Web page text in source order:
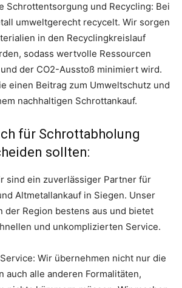
Schrottentsorgung und Recycling: Bei
umweltgerecht recycelt. Wir sorgen
in den Recyclingkreislauf
sodass wertvolle Ressourcen
der CO2-Ausstoß minimiert wird.
einen Beitrag zum Umweltschutz und
nachhaltigen Schrottankauf.
für Schrottabholung
sollten:
sind ein zuverlässiger Partner für
Altmetallankauf in Siegen. Unser
der Region bestens aus und bietet
und unkomplizierten Service.
Wir übernehmen nicht nur die
auch alle anderen Formalitäten,